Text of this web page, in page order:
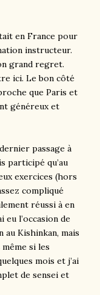
en France pour
instructeur.
grand regret.
ici. Le bon côté
que Paris et
généreux et
passage à
participé qu’au
exercices (hors
compliqué
réussi à en
eu l’occasion de
Kishinkan, mais
si les
mois et j’ai
de sensei et